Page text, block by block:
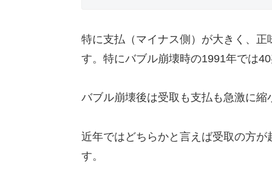
特に支払（マイナス側）が大きく、
す。特にバブル崩壊時の1991年では
バブル崩壊後は受取も支払も急激に縮
近年ではどちらかと言えば受取の方
す。